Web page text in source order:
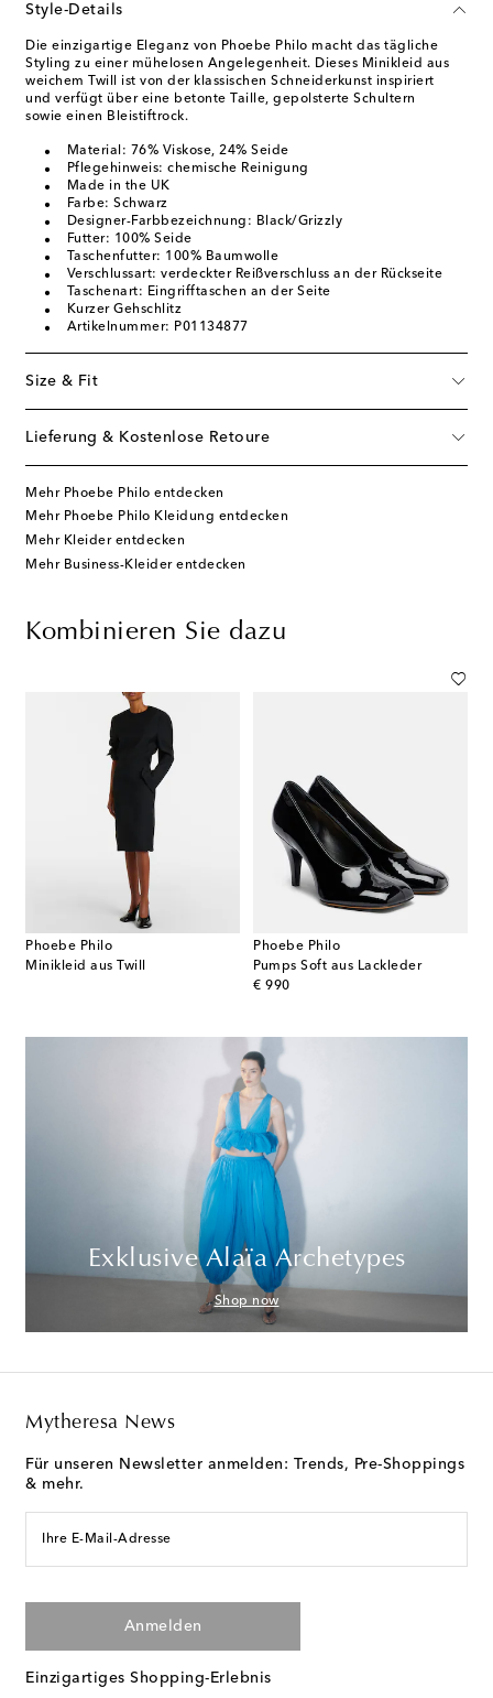
Style-Details
Die einzigartige Eleganz von Phoebe Philo macht das tägliche
Styling zu einer mühelosen Angelegenheit. Dieses Minikleid aus
weichem Twill ist von der klassischen Schneiderkunst inspiriert
und verfügt über eine betonte Taille, gepolsterte Schultern
sowie einen Bleistiftrock.
Material: 76% Viskose, 24% Seide
Pflegehinweis: chemische Reinigung
Made in the UK
Farbe: Schwarz
Designer-Farbbezeichnung: Black/Grizzly
Futter: 100% Seide
Taschenfutter: 100% Baumwolle
Verschlussart: verdeckter Reißverschluss an der Rückseite
Taschenart: Eingrifftaschen an der Seite
Kurzer Gehschlitz
Artikelnummer: P01134877
Size & Fit
Lieferung & Kostenlose Retoure
Mehr Phoebe Philo entdecken
Mehr Phoebe Philo Kleidung entdecken
Mehr Kleider entdecken
Mehr Business-Kleider entdecken
Kombinieren Sie dazu
Phoebe Philo
Minikleid aus Twill
Phoebe Philo
Pumps Soft aus Lackleder
€ 990
original price
Exklusive Alaïa Archetypes
Shop now
Mytheresa News
Für unseren Newsletter anmelden: Trends, Pre-Shoppings
& mehr.
Ihre E-Mail-Adresse
Anmelden
Einzigartiges Shopping-Erlebnis